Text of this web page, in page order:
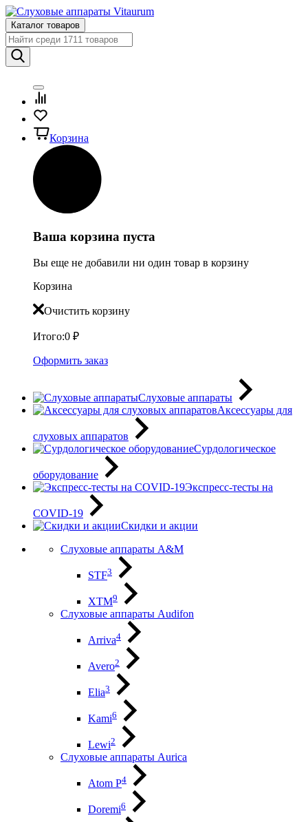
Каталог товаров
Корзина
Ваша корзина пуста
Вы еще не добавили ни один товар в корзину
Корзина
Очистить корзину
Итого:0 ₽
Оформить заказ
Слуховые аппараты
Аксессуары для
слуховых аппаратов
Сурдологическое
оборудование
Экспресс-тесты на
COVID-19
Скидки и акции
Слуховые аппараты A&M
STF3
XTM9
Слуховые аппараты Audifon
Arriva4
Avero2
Elia3
Kami6
Lewi2
Слуховые аппараты Aurica
Atom P4
Doremi6